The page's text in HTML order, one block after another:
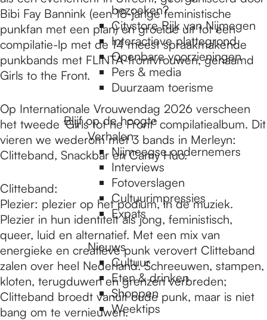
bezoeken?
Citystore Rijk van Nijmegen
Interactieve plattegrond
Openbare voorzieningen
Pers & media
Duurzaam toerisme
Blijf op de hoogte
Verhalen
Nijmeegse ondernemers
Interviews
Fotoverslagen
Cultuurimpressies
Expats
Nieuws
Cultuur
Eten & drinken
Shoppen
Weektips
Bibi Fay Bannink (een 18-jarige feministische
punkfan met een plan) en groeide uit tot een
compilatie-lp met de 14 meest spraakmakende
punkbands met FLINTA-frontvrouwen, genaamd
Girls to the Front.
Op Internationale Vrouwendag 2026 verscheen
het tweede ‘Girls tot he Front’ compilatiealbum. Dit
vieren we wederom met 3 bands in Merleyn:
Clitteband, Snackbar en Camy Huo.
Clitteband:
Plezier: plezier op het podium, in de muziek.
Plezier in hun identiteit als jong, feministisch,
queer, luid en alternatief. Met een mix van
energieke en creatieve punk verovert Clitteband
zalen over heel Nederland. Schreeuwen, stampen,
kloten, terugduwen en grenzen verbreden;
Clitteband broedt vanuit oude punk, maar is niet
bang om te vernieuwen.